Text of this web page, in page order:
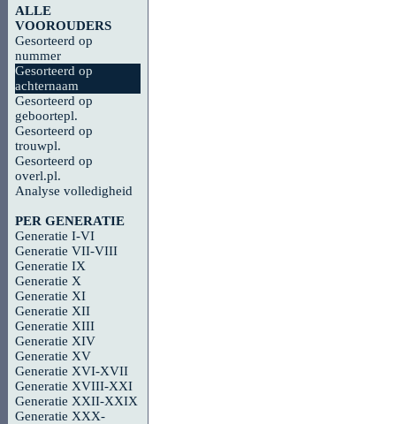
ALLE
VOOROUDERS
Gesorteerd op
nummer
Gesorteerd op
achternaam
Gesorteerd op
geboortepl.
Gesorteerd op
trouwpl.
Gesorteerd op
overl.pl.
Analyse volledigheid
PER GENERATIE
Generatie I-VI
Generatie VII-VIII
Generatie IX
Generatie X
Generatie XI
Generatie XII
Generatie XIII
Generatie XIV
Generatie XV
Generatie XVI-XVII
Generatie XVIII-XXI
Generatie XXII-XXIX
Generatie XXX-